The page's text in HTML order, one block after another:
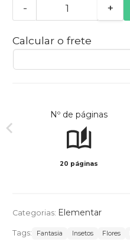
- +
Calcular o frete
Nº de páginas
20 páginas
Categorias: Elementar
Tags: Fantasia Insetos Flores